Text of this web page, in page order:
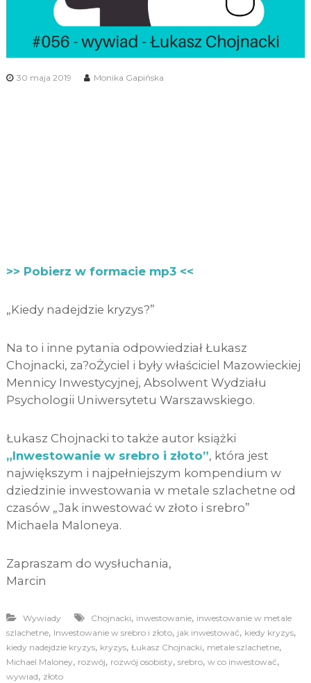
30 maja 2019 Monika Gapińska
>> Pobierz w formacie mp3 <<
„Kiedy nadejdzie kryzys?”
Na to i inne pytania odpowiedział Łukasz
Chojnacki, za?oŻyciel i były właściciel Mazowieckiej
Mennicy Inwestycyjnej, Absolwent Wydziału
Psychologii Uniwersytetu Warszawskiego.
Łukasz Chojnacki to także autor książki
„Inwestowanie w srebro i złoto”, która jest
największym i najpełniejszym kompendium w
dziedzinie inwestowania w metale szlachetne od
czasów „Jak inwestować w złoto i srebro”
Michaela Maloneya.
Zapraszam do wysłuchania,
Marcin
Wywiady Chojnacki, inwestowanie, inwestowanie w metale
szlachetne, Inwestowanie w srebro i złoto, jak inwestować, kiedy kryzys,
kiedy nadejdzie kryzys, kryzys, Łukasz Chojnacki, metale szlachetne,
Michael Maloney, rozwój, rozwój osobisty, srebro, w co inwestować,
wywiad, złoto